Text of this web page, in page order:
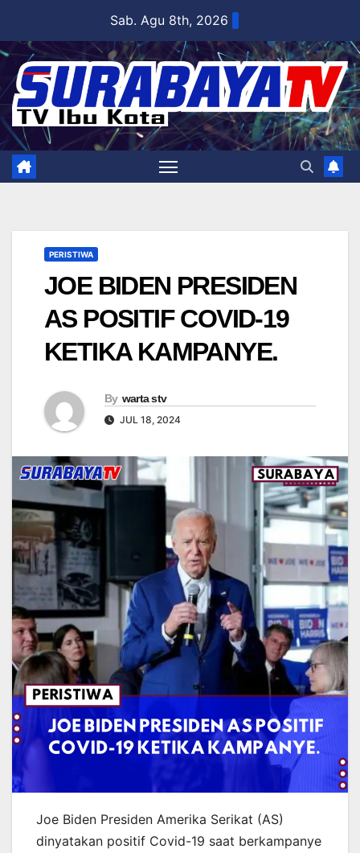
content
Sab. Agu 8th, 2026
PERISTIWA
JOE BIDEN PRESIDEN
AS POSITIF COVID-19
KETIKA KAMPANYE.
By warta stv
JUL 18, 2024
Joe Biden Presiden Amerika Serikat (AS)
dinyatakan positif Covid-19 saat berkampanye